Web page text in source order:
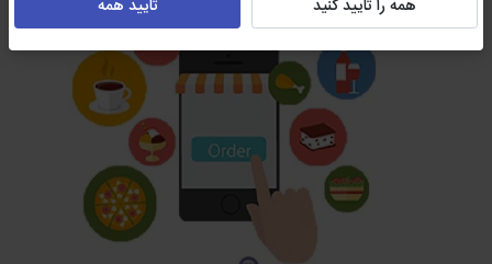
همه را تایید کنید تایید همه